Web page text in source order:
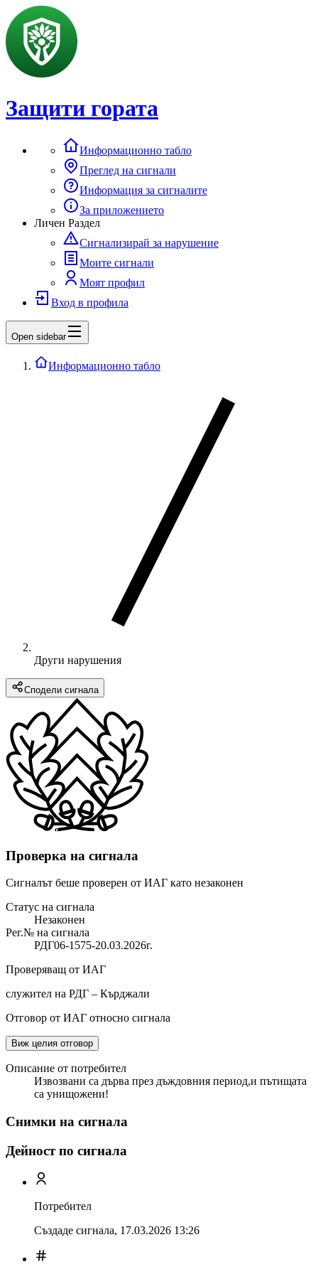
Защити гората
Информационно табло
Преглед на сигнали
Информация за сигналите
За приложението
Личен Раздел
Сигнализирай за нарушение
Моите сигнали
Моят профил
Вход в профила
Open sidebar
Информационно табло
Други нарушения
Сподели сигнала
Проверка на сигнала
Сигналът беше проверен от ИАГ като незаконен
Статус на сигнала
Незаконен
Рег.№ на сигнала
РДГ06-1575-20.03.2026г.
Проверяващ от ИАГ
служител на РДГ – Кърджали
Отговор от ИАГ относно сигнала
Виж целия отговор
Описание от потребител
Извозвани са дърва през дъждовния период,и пътищата
са унищожени!
Снимки на сигнала
Дейност по сигнала
Потребител
Създаде сигнала, 17.03.2026 13:26